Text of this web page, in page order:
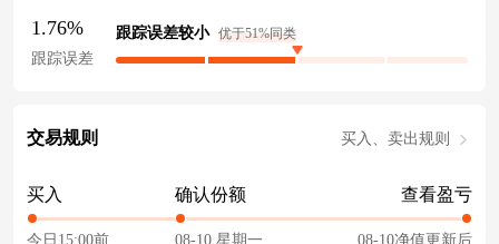
1.76%
跟踪误差
跟踪误差较小 优于51%同类
交易规则 买入、卖出规则
买入
今日15:00前
确认份额
08-10 星期一
查看盈亏
08-10净值更新后